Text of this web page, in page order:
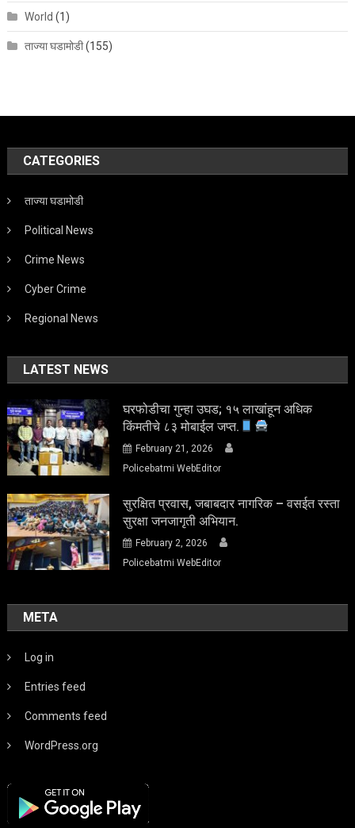
World (1)
ताज्या घडामोडी(155)
CATEGORIES
ताज्या घडामोडी
Political News
Crime News
Cyber Crime
Regional News
LATEST NEWS
घरफोडीचा गुन्हा उघड; १५ लाखांहून अधिक
किंमतीचे ८३ मोबाईल जप्त.
February 21, 2026
Policebatmi WebEditor
सुरक्षित प्रवास, जबाबदार नागरिक – वसईत रस्ता
सुरक्षा जनजागृती अभियान.
February 2, 2026
Policebatmi WebEditor
META
Log in
Entries feed
Comments feed
WordPress.org